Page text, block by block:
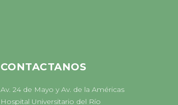
CONTACTANOS
Av. 24 de Mayo y Av. de la Américas
Hospital Universitario del Río